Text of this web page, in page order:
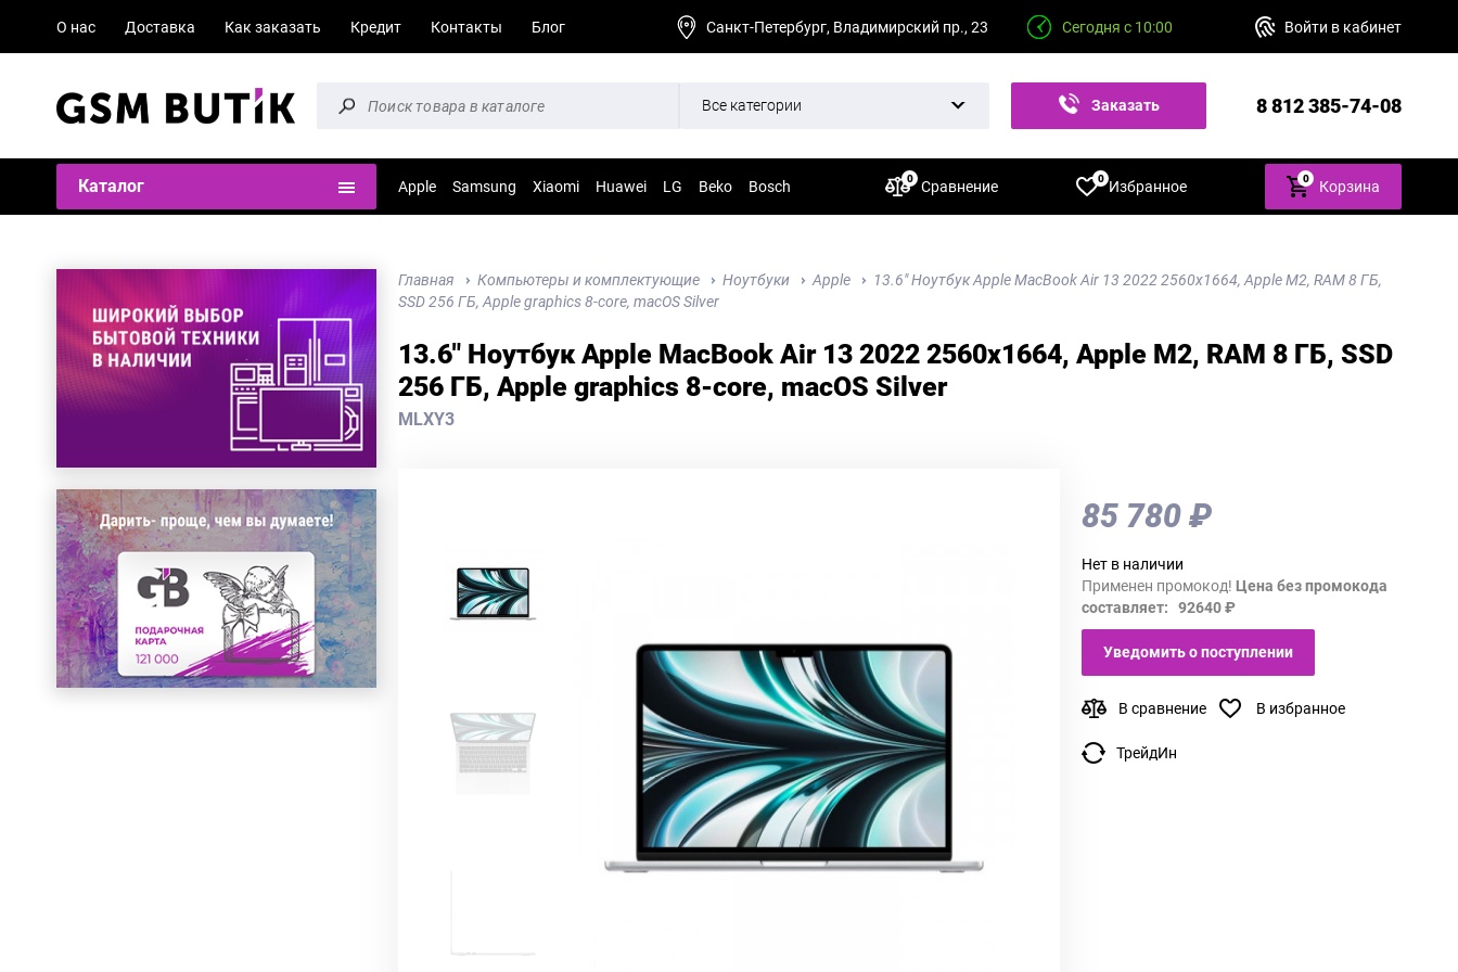
О нас Доставка Как заказать Кредит Контакты Блог Санкт-Петербург, Владимирский пр., 23 Сегодня с 10:00 Войти в кабинет
Все категории Заказать 8 812 385-74-08
Каталог Apple Samsung Xiaomi Huawei LG Beko Bosch Сравнение
0 Избранное
0 0 Корзина
Главная Компьютеры и комплектующие Ноутбуки Apple
13.6" Ноутбук Apple MacBook Air 13 2022 2560x1664, Apple M2, RAM 8 ГБ,
SSD 256 ГБ, Apple graphics 8-core, macOS Silver
13.6" Ноутбук Apple MacBook Air 13 2022 2560x1664, Apple M2, RAM 8 ГБ, SSD
256 ГБ, Apple graphics 8-core, macOS Silver
MLXY3
85 780 ₽
Нет в наличии
Применен промокод! Цена без промокода
составляет: 92640 ₽
Уведомить о поступлении
В сравнение В избранное
ТрейдИн